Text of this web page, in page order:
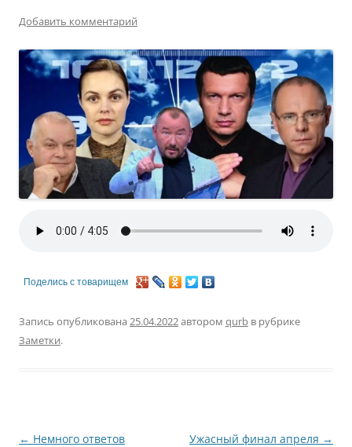
Добавить комментарий
Поделись с товарищем
Запись опубликована 25.04.2022автором qurb в рубрике
Заметки.
Навигация
← Немного ответов Ужасный финал апреля →